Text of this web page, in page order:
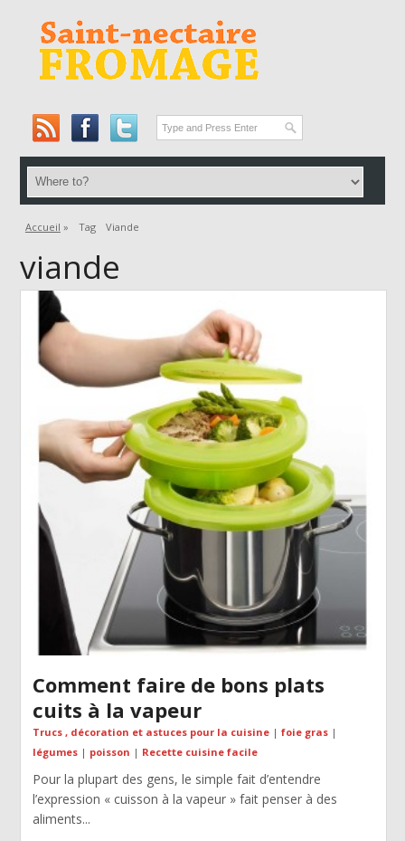
Accueil » Tag Viande
viande
Comment faire de bons plats
cuits à la vapeur
Trucs , décoration et astuces pour la cuisine| foie gras|
légumes| poisson | Recette cuisine facile
Pour la plupart des gens, le simple fait d’entendre
l’expression « cuisson à la vapeur » fait penser à des
aliments...